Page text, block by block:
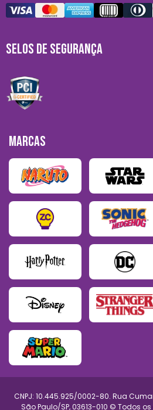
SELOS DE SEGURANÇA
MARCAS
CNPJ: 10.445.925/0002-80. Rua
São Paulo/SP, 03613-010 © Todos